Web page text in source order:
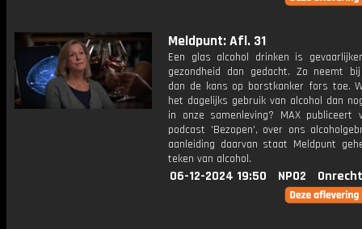
Meldpunt: Afl. 31
Een glas alcohol drinken is
gezondheid dan gedacht. Zo neemt
dan de kans op borstkanker fors toe.
het dagelijks gebruik van alcohol dan
in onze samenleving? MAX publiceert
podcast 'Bezopen', over ons
aanleiding daarvan staat Meldpunt
teken van alcohol.
06-12-2024 19:50 NPO2